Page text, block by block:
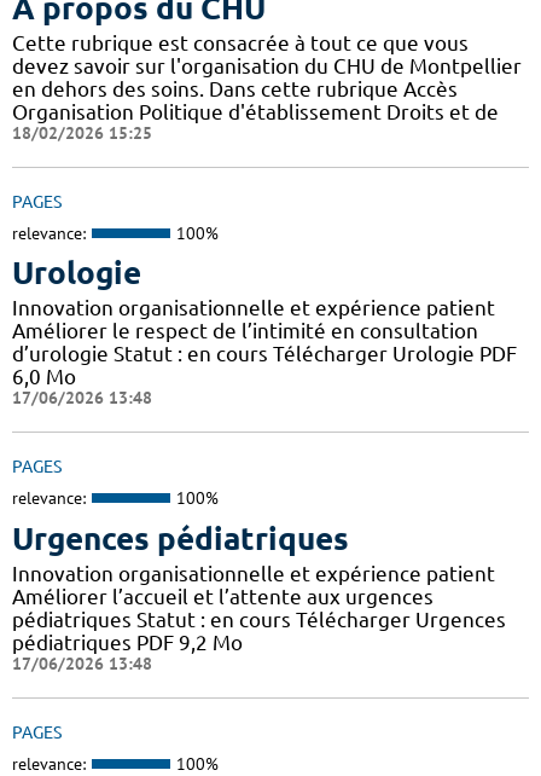
À propos du CHU
Cette rubrique est consacrée à tout ce que vous
devez savoir sur l'organisation du CHU de Montpellier
en dehors des soins. Dans cette rubrique Accès
Organisation Politique d'établissement Droits et de
18/02/2026 15:25
PAGES
relevance: 100%
Urologie
Innovation organisationnelle et expérience patient
Améliorer le respect de l’intimité en consultation
d’urologie Statut : en cours Télécharger Urologie PDF
6,0 Mo
17/06/2026 13:48
PAGES
relevance: 100%
Urgences pédiatriques
Innovation organisationnelle et expérience patient
Améliorer l’accueil et l’attente aux urgences
pédiatriques Statut : en cours Télécharger Urgences
pédiatriques PDF 9,2 Mo
17/06/2026 13:48
PAGES
relevance: 100%